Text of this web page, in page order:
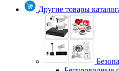
Другие товары